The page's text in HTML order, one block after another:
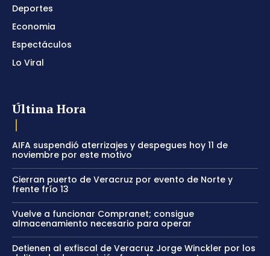
Deportes
Economia
Espectáculos
Lo Viral
Última Hora
AIFA suspendió aterrizajes y despegues hoy 11 de
noviembre por este motivo
Cierran puerto de Veracruz por evento de Norte y
frente frío 13
Vuelve a funcionar Compranet; consigue
almacenamiento necesario para operar
Detienen al exfiscal de Veracruz Jorge Winckler por los